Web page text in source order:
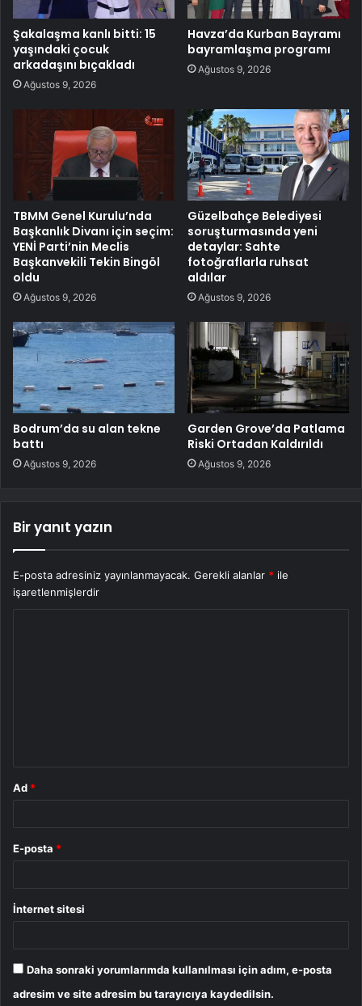
Şakalaşma kanlı bitti: 15
yaşındaki çocuk
arkadaşını bıçakladı
Ağustos 9, 2026
Havza’da Kurban Bayramı
bayramlaşma programı
Ağustos 9, 2026
TBMM Genel Kurulu’nda
Başkanlık Divanı için seçim:
YENİ Parti’nin Meclis
Başkanvekili Tekin Bingöl
oldu
Ağustos 9, 2026
Güzelbahçe Belediyesi
soruşturmasında yeni
detaylar: Sahte
fotoğraflarla ruhsat
aldılar
Ağustos 9, 2026
Bodrum’da su alan tekne
battı
Ağustos 9, 2026
Garden Grove’da Patlama
Riski Ortadan Kaldırıldı
Ağustos 9, 2026
Bir yanıt yazın
E-posta adresiniz yayınlanmayacak. Gerekli alanlar * ile
işaretlenmişlerdir
Ad *
E-posta *
İnternet sitesi
Daha sonraki yorumlarımda kullanılması için adım, e-posta
adresim ve site adresim bu tarayıcıya kaydedilsin.